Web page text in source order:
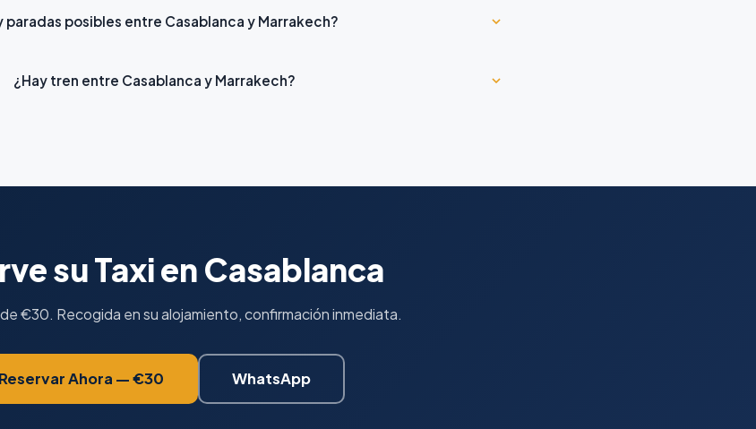
paradas posibles entre Casablanca y Marrakech?
¿Hay tren entre Casablanca y Marrakech?
su Taxi en Casablanca
€30. Recogida en su alojamiento, confirmación inmediata.
Reservar Ahora — €30 WhatsApp